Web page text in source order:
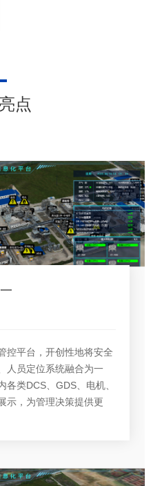
点
控平台，开创性地将安全
人员定位系统融合为一
类DCS、GDS、电机、
示，为管理决策提供更